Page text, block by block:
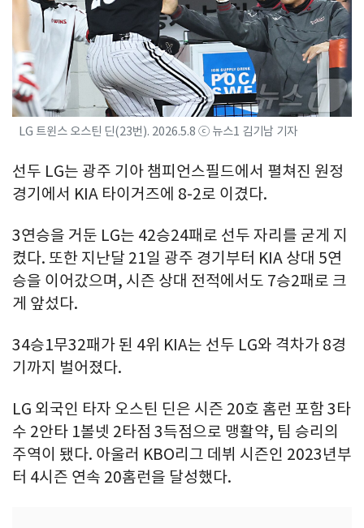
LG 트윈스 오스틴 딘(23번). 2026.5.8 ⓒ 뉴스1 김기남 기자
선두 LG는 광주 기아 챔피언스필드에서 펼쳐진 원정
경기에서 KIA 타이거즈에 8-2로 이겼다.
3연승을 거둔 LG는 42승24패로 선두 자리를 굳게 지
켰다. 또한 지난달 21일 광주 경기부터 KIA 상대 5연
승을 이어갔으며, 시즌 상대 전적에서도 7승2패로 크
게 앞섰다.
34승1무32패가 된 4위 KIA는 선두 LG와 격차가 8경
기까지 벌어졌다.
LG 외국인 타자 오스틴 딘은 시즌 20호 홈런 포함 3타
수 2안타 1볼넷 2타점 3득점으로 맹활약, 팀 승리의
주역이 됐다. 아울러 KBO리그 데뷔 시즌인 2023년부
터 4시즌 연속 20홈런을 달성했다.